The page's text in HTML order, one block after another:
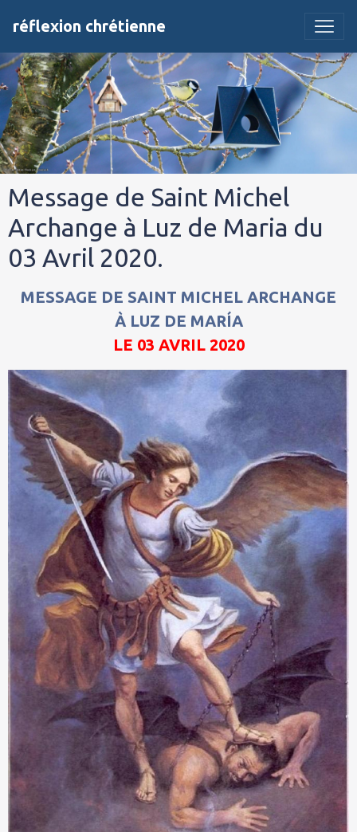
réflexion chrétienne
Message de Saint Michel
Archange à Luz de Maria du
03 Avril 2020.
MESSAGE DE SAINT MICHEL ARCHANGE
À LUZ DE MARÍA
LE 03 AVRIL 2020